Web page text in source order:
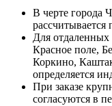
В черте города
рассчитывается
Для
Красное поле,
Коркино,
определяется
При заказе
согласуются в